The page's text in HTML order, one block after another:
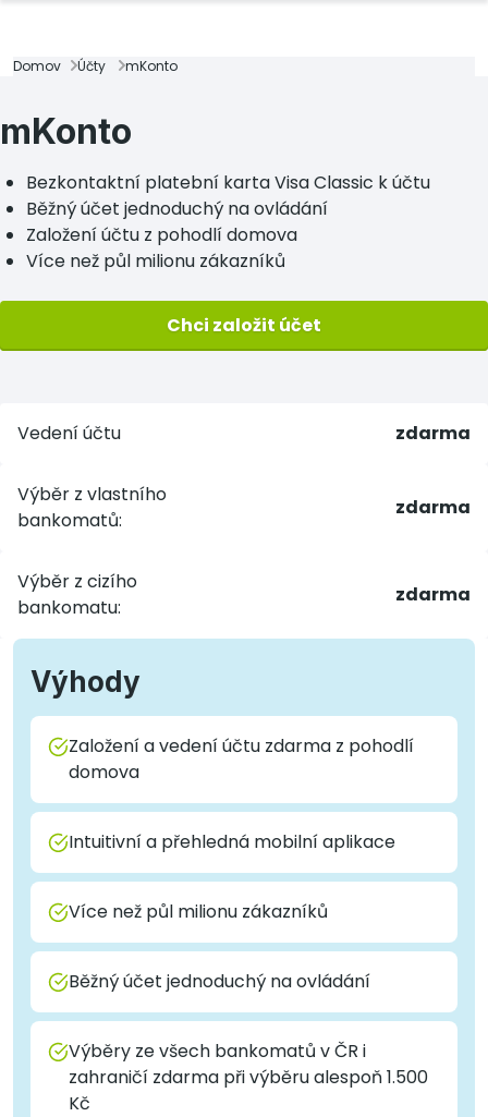
Domov Účty mKonto
mKonto
Bezkontaktní platební karta Visa Classic k účtu
Běžný účet jednoduchý na ovládání
Založení účtu z pohodlí domova
Více než půl milionu zákazníků
Chci založit účet
Vedení účtu zdarma
Výběr z vlastního
bankomatů:
zdarma
Výběr z cizího
bankomatu:
zdarma
Výhody
Založení a vedení účtu zdarma z pohodlí
domova
Intuitivní a přehledná mobilní aplikace
Více než půl milionu zákazníků
Běžný účet jednoduchý na ovládání
Výběry ze všech bankomatů v ČR i
zahraničí zdarma při výběru alespoň 1.500
Kč